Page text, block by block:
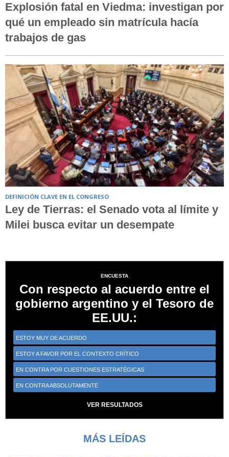
Explosión fatal en Viedma: investigan por
qué un empleado sin matrícula hacía
trabajos de gas
DEFINICIÓN CLAVE EN EL CONGRESO
Ley de Tierras: el Senado vota al límite y
Milei busca evitar un desempate
ENCUESTA
Con respecto al acuerdo entre el
gobierno argentino y el Tesoro de
EE.UU.:
ESTOY MUY DE ACUERDO
ESTOY A FAVOR POR EL CONTEXTO CRÍTICO
EN CONTRA POR CUESTIONES ESTRATÉGICAS
EN CONTRA ABSOLUTAMENTE
VER RESULTADOS
MÁS LEÍDAS